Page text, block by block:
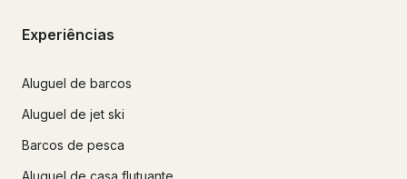
Experiências
Aluguel de barcos
Aluguel de jet ski
Barcos de pesca